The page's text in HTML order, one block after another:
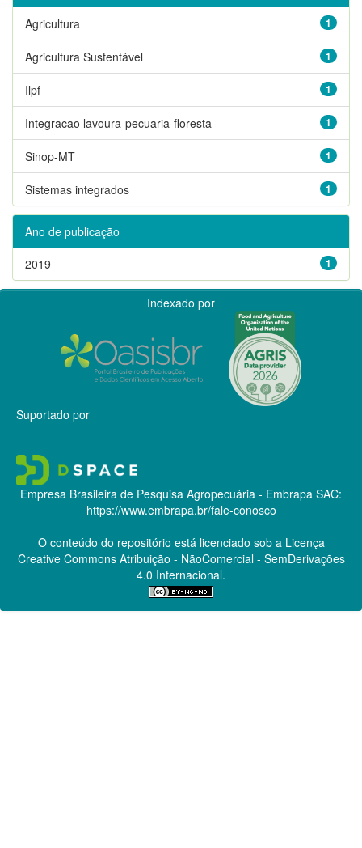
1
Agricultura
1
Agricultura Sustentável
1
Ilpf
1
Integracao lavoura-pecuaria-floresta
1
Sinop-MT
1
Sistemas integrados
Ano de publicação
1
2019
Indexado por
Suportado por
Empresa Brasileira de Pesquisa Agropecuária - Embrapa SAC:
https://www.embrapa.br/fale-conosco
O conteúdo do repositório está licenciado sob a Licença
Creative CommonsAtribuição - NãoComercial - SemDerivações
4.0 Internacional.